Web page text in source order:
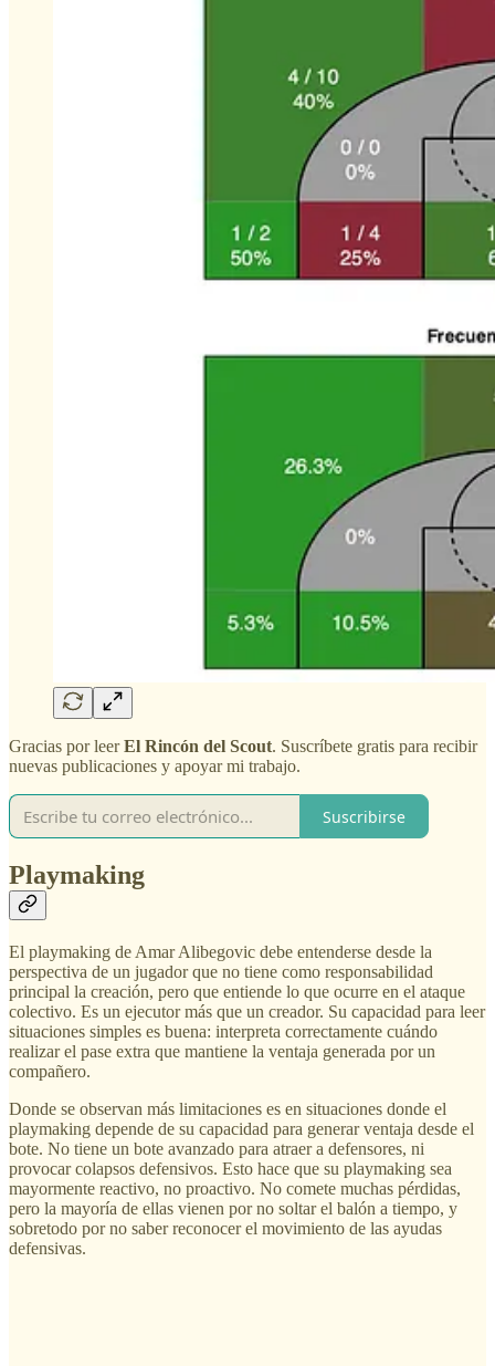
Gracias por leerEl Rincón del Scout. Suscríbete gratis para recibir
nuevas publicaciones y apoyar mi trabajo.
Suscribirse
Playmaking
El playmaking de Amar Alibegovic debe entenderse desde la
perspectiva de un jugador que no tiene como responsabilidad
principal la creación, pero que entiende lo que ocurre en el ataque
colectivo. Es un ejecutor más que un creador. Su capacidad para leer
situaciones simples es buena: interpreta correctamente cuándo
realizar el pase extra que mantiene la ventaja generada por un
compañero.
Donde se observan más limitaciones es en situaciones donde el
playmaking depende de su capacidad para generar ventaja desde el
bote. No tiene un bote avanzado para atraer a defensores, ni
provocar colapsos defensivos. Esto hace que su playmaking sea
mayormente reactivo, no proactivo. No comete muchas pérdidas,
pero la mayoría de ellas vienen por no soltar el balón a tiempo, y
sobretodo por no saber reconocer el movimiento de las ayudas
defensivas.